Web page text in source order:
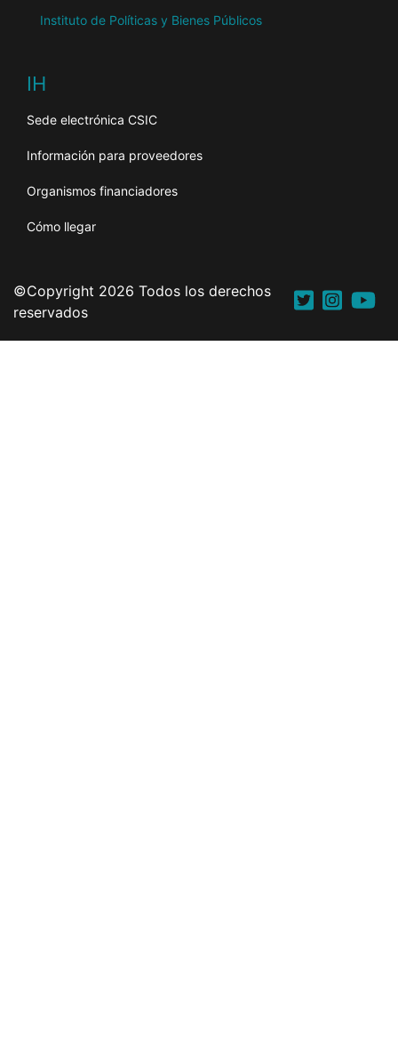
Instituto de Políticas y Bienes Públicos
IH
Sede electrónica CSIC
Información para proveedores
Organismos financiadores
Cómo llegar
©Copyright 2026 Todos los derechos
reservados